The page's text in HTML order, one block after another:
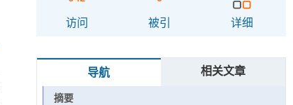
访问 被引 详细
导航 相关文章
摘要